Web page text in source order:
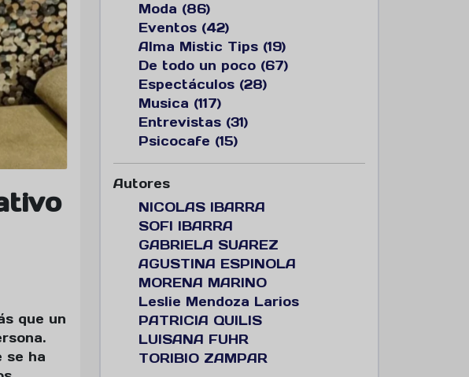
que un
se ha
Moda (86)
Eventos (42)
Alma Mistic Tips (19)
De todo un poco (67)
Espectáculos (28)
Musica (117)
Entrevistas (31)
Psicocafe (15)
Autores
NICOLAS IBARRA
SOFI IBARRA
GABRIELA SUAREZ
AGUSTINA ESPINOLA
MORENA MARINO
Leslie Mendoza Larios
PATRICIA QUILIS
LUISANA FUHR
TORIBIO ZAMPAR